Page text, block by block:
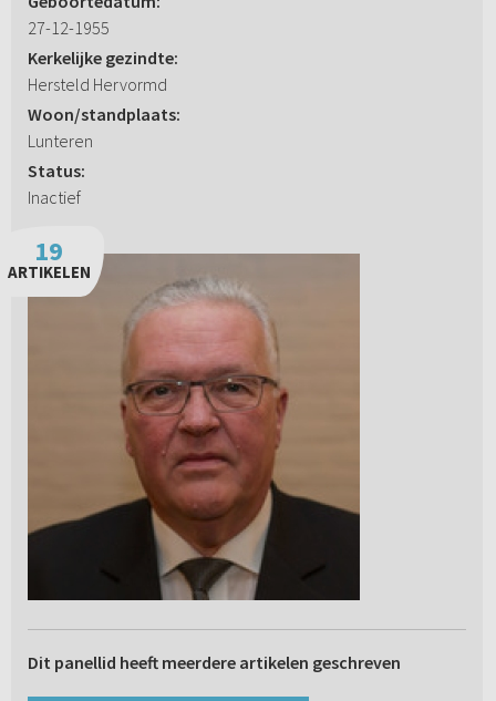
27-12-1955
Kerkelijke gezindte:
Hersteld Hervormd
Woon/standplaats:
Lunteren
Status:
Inactief
19
ARTIKELEN
Dit panellid heeft meerdere artikelen geschreven